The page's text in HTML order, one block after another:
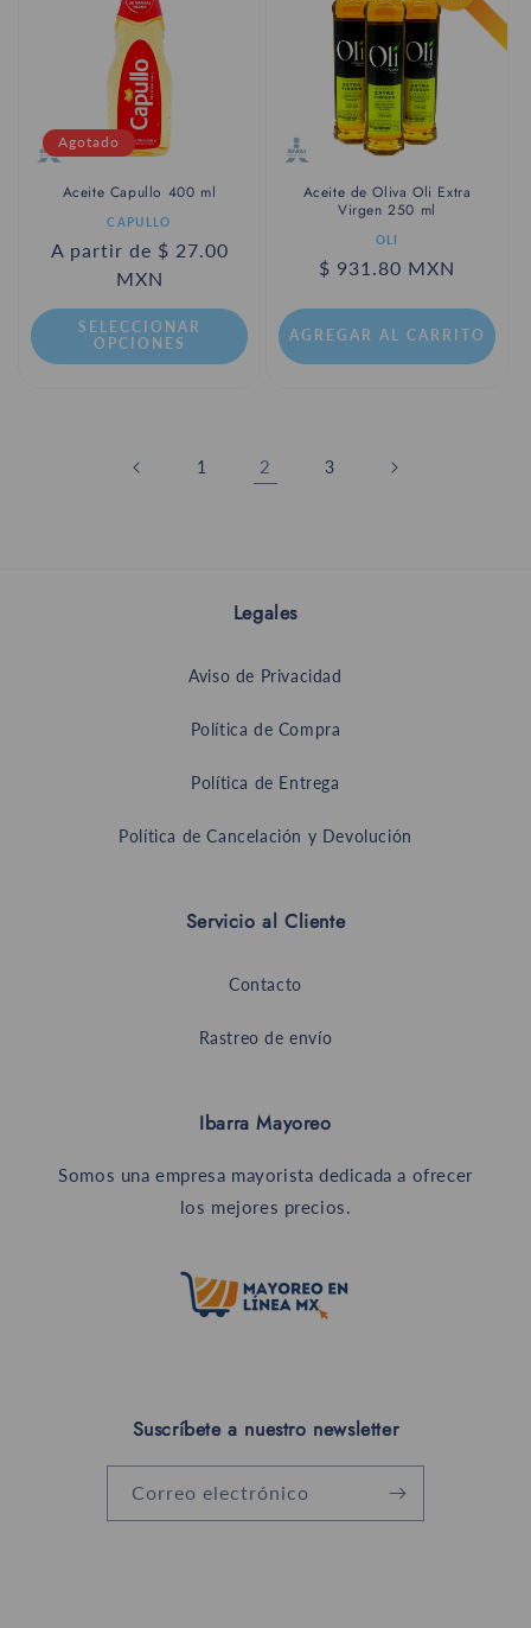
Agotado
Aceite Capullo 400 ml
Proveedor:CAPULLO
Precio
habitual
A partir de $ 27.00
MXN
SELECCIONAR
OPCIONES
Aceite de Oliva Oli Extra
Virgen 250 ml
OLI
Precio
$ 931.80 MXN
AGREGAR AL CARRITO
1 2 3
Legales
Aviso de Privacidad
Política de Compra
Política de Entrega
Política de Cancelación y Devolución
Servicio al Cliente
Contacto
Rastreo de envío
Ibarra Mayoreo
Somos una empresa mayorista dedicada a ofrecer
los mejores precios.
Suscríbete a nuestro newsletter
Correo electrónico